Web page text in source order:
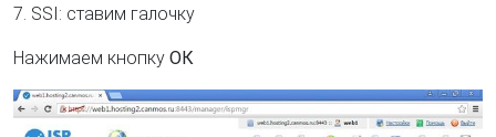
7. SSI: ставим галочку
Нажимаем кнопку ОК